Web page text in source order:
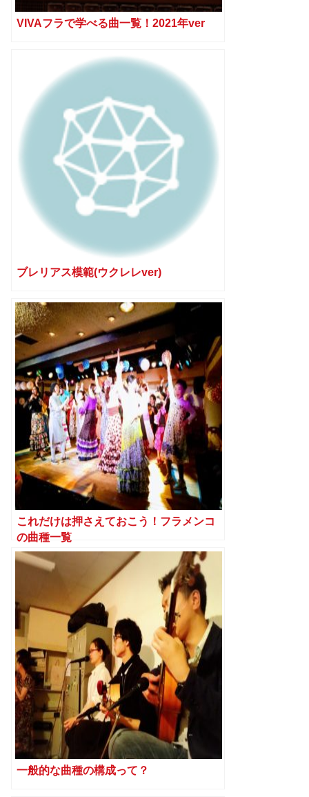
VIVAフラで学べる曲一覧！2021年ver
ブレリアス模範(ウクレレver)
これだけは押さえておこう！フラメンコ
の曲種一覧
一般的な曲種の構成って？